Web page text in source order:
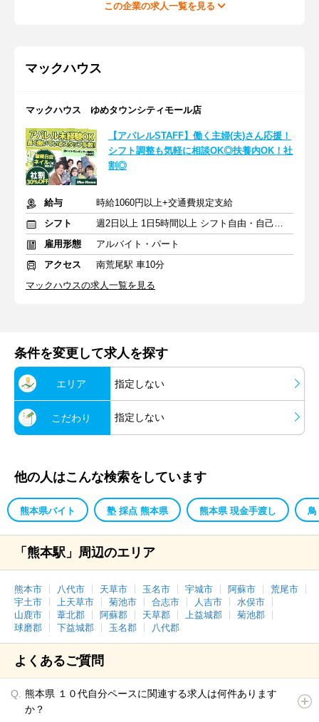
この企業の求人一覧を見る
マックハウス
マックハウス ゆめタウンシティモール店
【アパレルSTAFF】働く主婦(夫)さん応援！
シフト調整も気軽に相談OK◎扶養内OK！社
割◎
給与
時給1060円以上+交通費規定支給
シフト
週2日以上 1日5時間以上 シフト自由・自己申告
雇用形態
アルバイト・パート
アクセス
南荒尾駅 車10分
マックハウスの求人一覧を見る
条件を変更して求人を探す
エリア 指定しない
こだわり 指定しない
他の人はこんな検索をしています
熊本県バイト 塾 採点 熊本県 熊本県 現金手渡し 鳥
「熊本駅」周辺のエリア
熊本市 八代市 天草市 玉名市 宇城市 阿蘇市
荒尾市
宇土市
上天草市 菊池市 合志市 人吉市
水俣市
山鹿市
葦北郡 阿蘇郡 天草郡 上益城郡
菊池郡
球磨郡
下益城郡 玉名郡 八代郡
よくあるご質問
熊本県 １０代自分ペースに関連する求人は何件あります
か？